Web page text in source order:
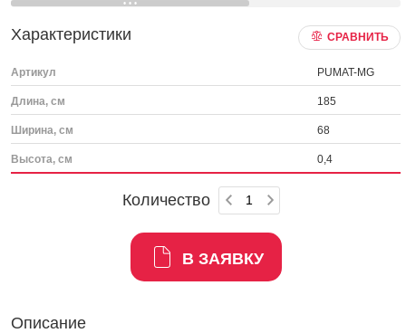
Характеристики СРАВНИТЬ
Артикул PUMAT-MG
Длина, см 185
Ширина, см 68
Высота, см 0,4
Количество
В ЗАЯВКУ
Описание